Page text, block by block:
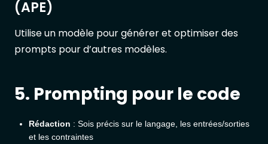
(APE)
Utilise un modèle pour générer et optimiser des
prompts pour d’autres modèles.
5. Prompting pour le code
Rédaction : Sois précis sur le langage, les entrées/sorties
et les contraintes